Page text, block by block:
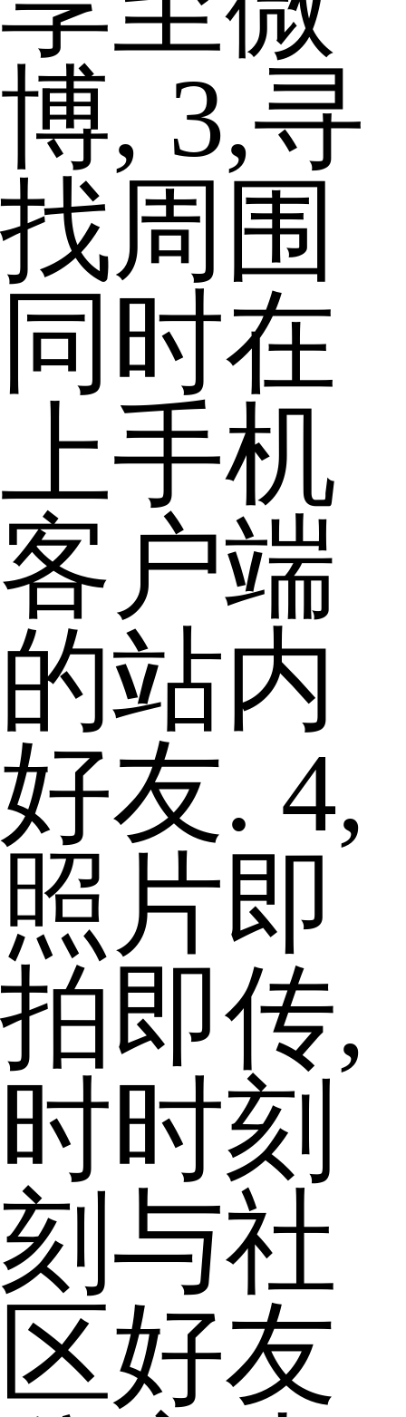
博, 3,寻
找周围
同时在
上手机
客户端
的站内
好友. 4,
照片即
拍即传,
时时刻
刻与社
区好友